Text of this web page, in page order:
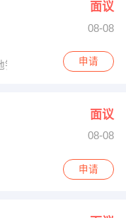
面议
08-08
铁2号线洪河站）申请
面议
08-08
申请